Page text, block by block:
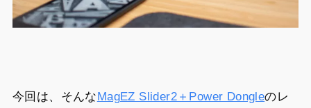
今回は、そんな MagEZ Slider2＋Power Dongleのレ